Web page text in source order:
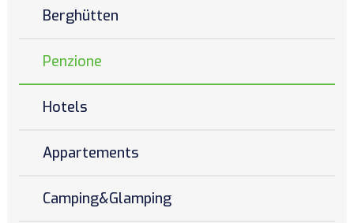
Berghütten
Penzione
Hotels
Appartements
Camping&Glamping